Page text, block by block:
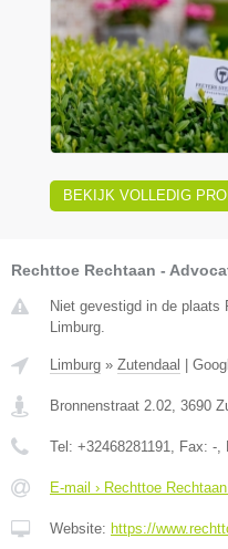
BEKIJK VOLLEDIG
Rechttoe Rechtaan -
Niet gevestigd in de plaats
Limburg.
Limburg » Zutendaal |
Bronnenstraat 2.02 3690
Tel: +32468281191 , Fax: -
E-mail › Rechttoe
Website: https://